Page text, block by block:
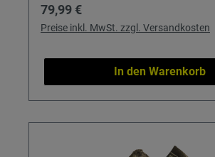
Regulärer Preis:
79,99 €
Preise inkl. MwSt. zzgl. Versandkosten
In den Warenkorb